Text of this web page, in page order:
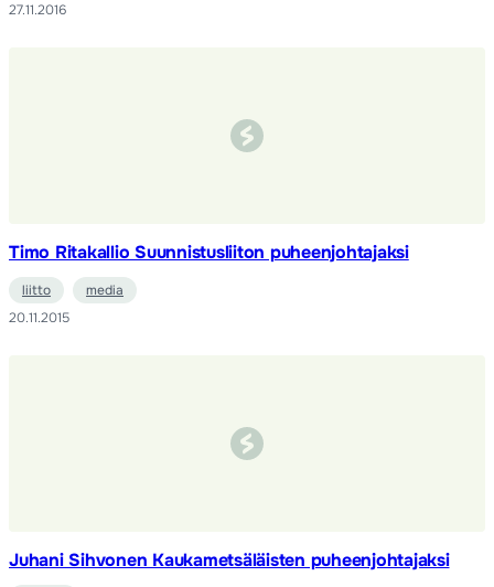
27.11.2016
Timo Ritakallio Suunnistusliiton puheenjohtajaksi
liitto
media
20.11.2015
Juhani Sihvonen Kaukametsäläisten puheenjohtajaksi